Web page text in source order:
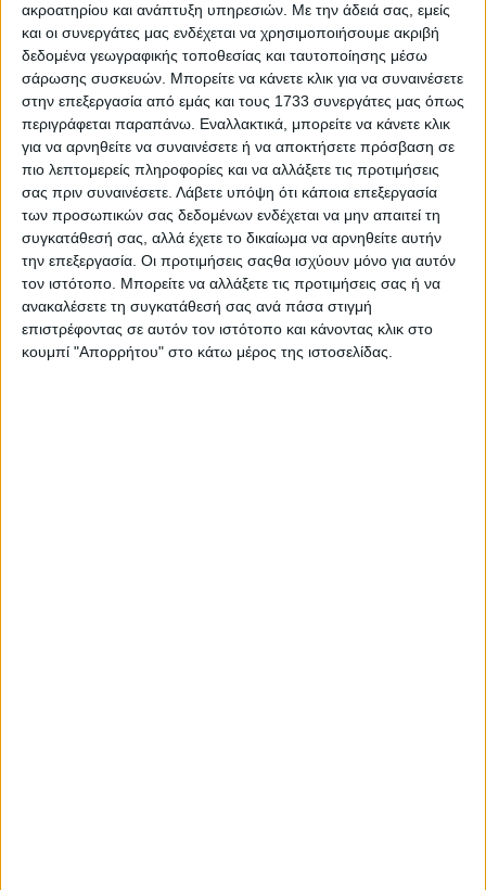
ακροατηρίου και ανάπτυξη υπηρεσιών. Με την άδειά σας, εμείς
και οι συνεργάτες μας ενδέχεται να χρησιμοποιήσουμε ακριβή
δεδομένα γεωγραφικής τοποθεσίας και ταυτοποίησης μέσω
σάρωσης συσκευών. Μπορείτε να κάνετε κλικ για να συναινέσετε
στην επεξεργασία από εμάς και τους 1733 συνεργάτες μας όπως
περιγράφεται παραπάνω. Εναλλακτικά, μπορείτε να κάνετε κλικ
για να αρνηθείτε να συναινέσετε ή να αποκτήσετε πρόσβαση σε
πιο λεπτομερείς πληροφορίες και να αλλάξετε τις προτιμήσεις
σας πριν συναινέσετε. Λάβετε υπόψη ότι κάποια επεξεργασία
των προσωπικών σας δεδομένων ενδέχεται να μην απαιτεί τη
συγκατάθεσή σας, αλλά έχετε το δικαίωμα να αρνηθείτε αυτήν
την επεξεργασία. Οι προτιμήσεις σαςθα ισχύουν μόνο για αυτόν
τον ιστότοπο. Μπορείτε να αλλάξετε τις προτιμήσεις σας ή να
ανακαλέσετε τη συγκατάθεσή σας ανά πάσα στιγμή
επιστρέφοντας σε αυτόν τον ιστότοπο και κάνοντας κλικ στο
κουμπί "Απορρήτου" στο κάτω μέρος της ιστοσελίδας.
Η μάρκα που προσφέρει επιτόκιο 0% και έως 48
μήνες – Δόση από 260 ευρώ / μήνα